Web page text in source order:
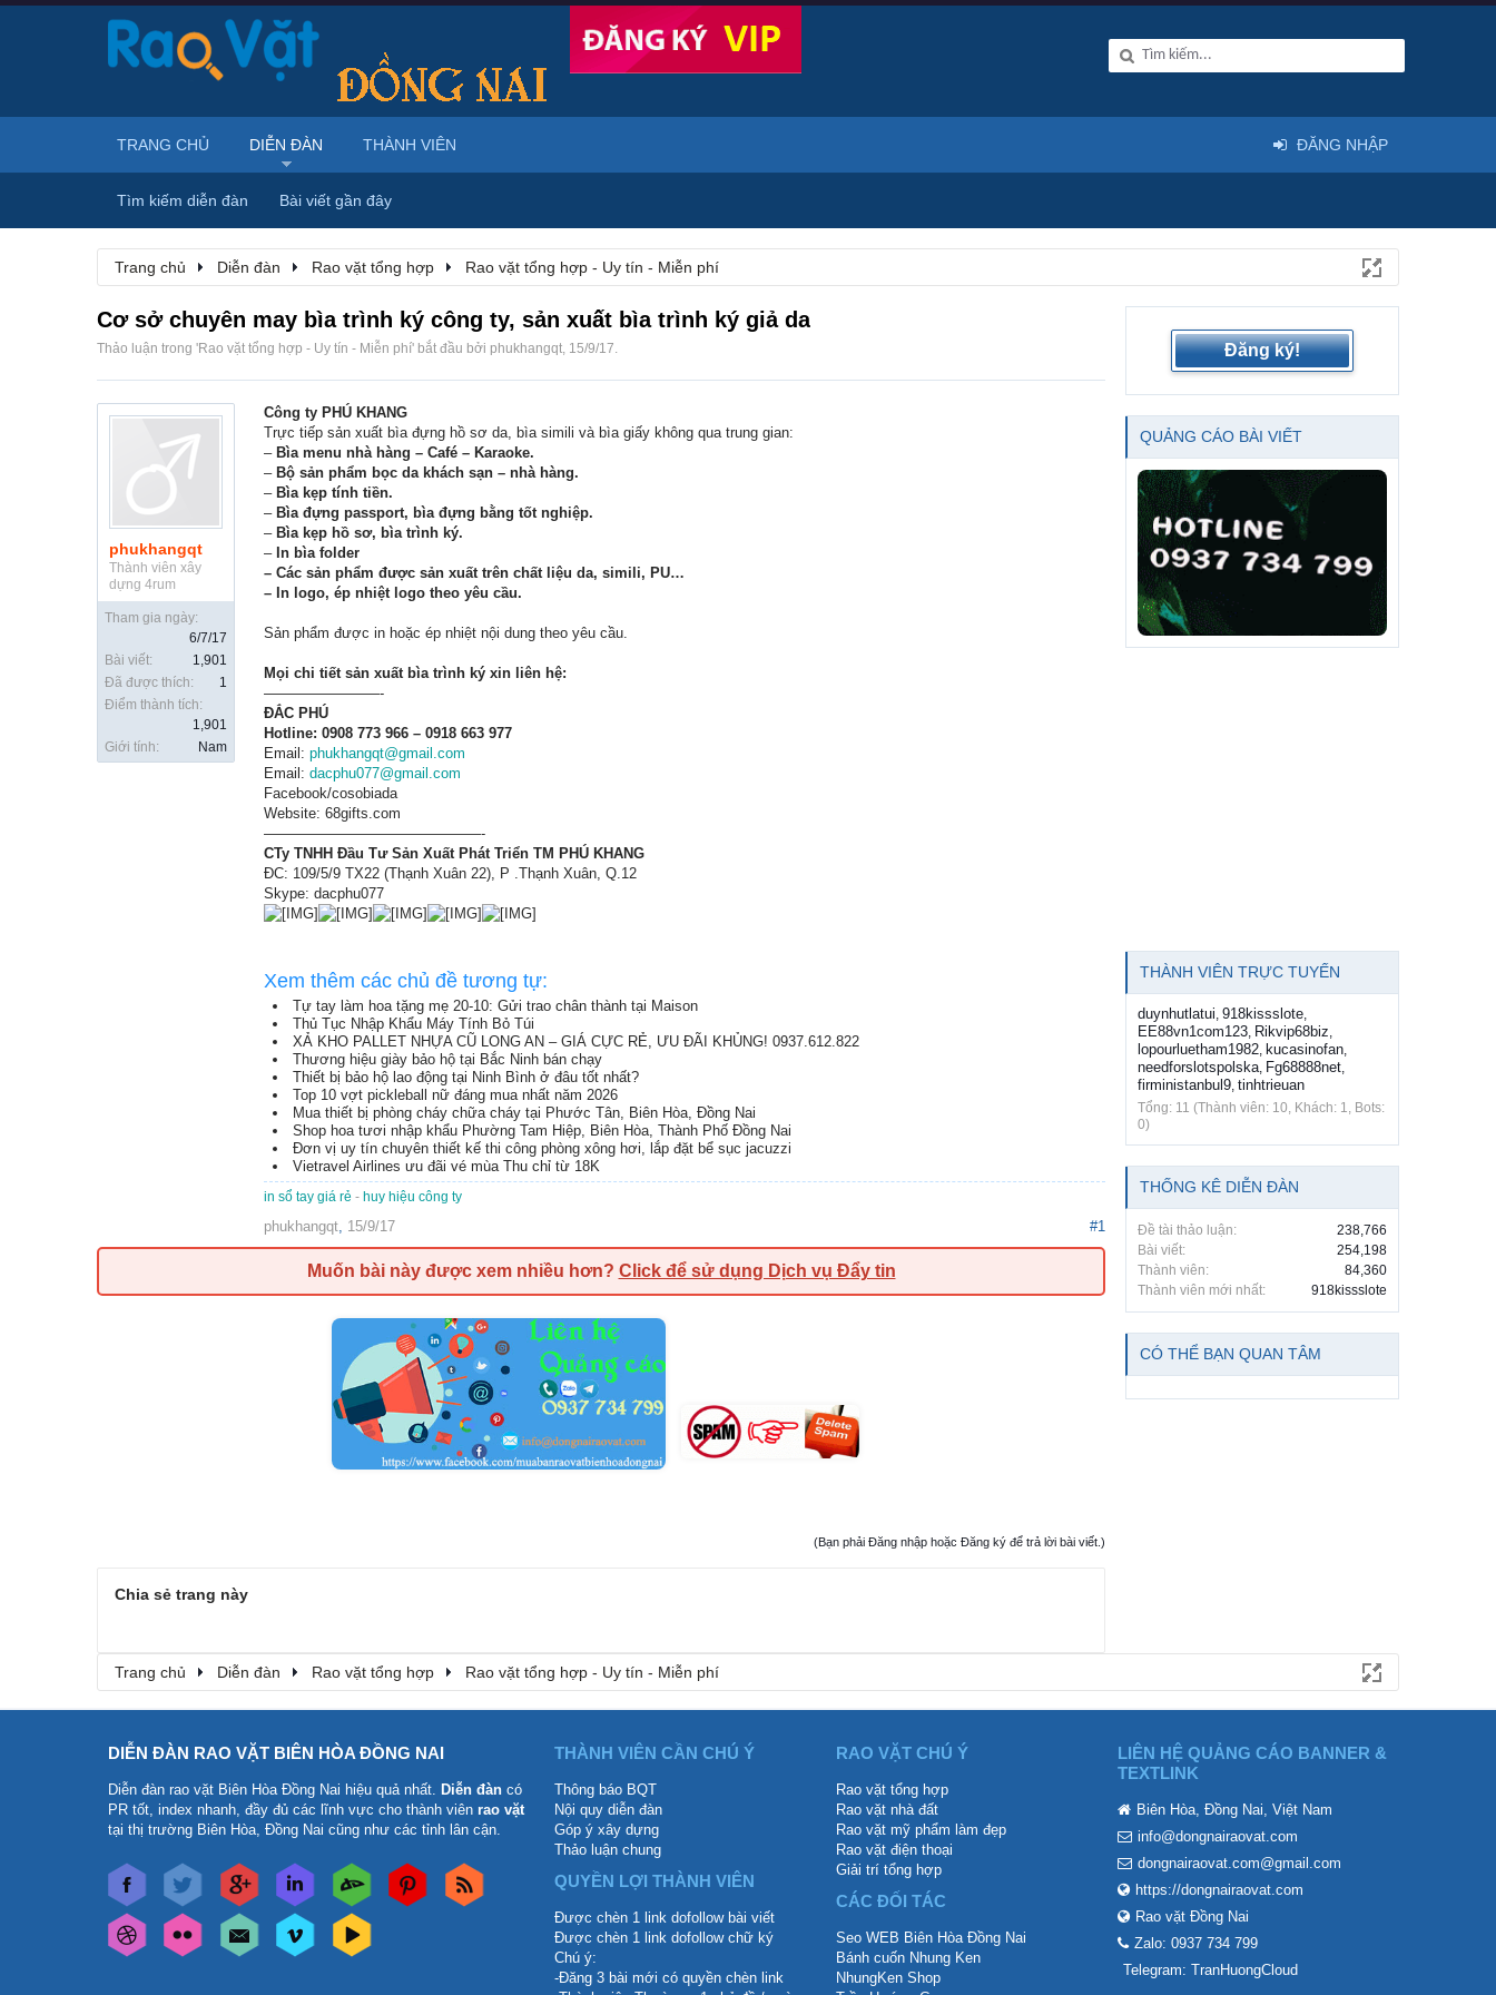
Trang chủ Diễn đàn Rao vặt tổng hợp Rao vặt tổng hợp - Uy tín - Miễn phí
Cơ sở chuyên may bìa trình ký công ty, sản xuất bìa trình ký giả da
Thảo luận trong 'Rao vặt tổng hợp - Uy tín - Miễn phí' bắt đầu bởi phukhangqt, 15/9/17.
phukhangqt
Thành viên xây
dựng 4rum
Tham gia ngày:
6/7/17
Bài viết:
1,901
Đã được thích:
1
Điểm thành tích:
1,901
Giới tính:
Nam
Công ty PHÚ KHANG
Trực tiếp sản xuất bìa đựng hồ sơ da, bìa simili và bìa giấy không qua trung gian:
– Bìa menu nhà hàng – Café – Karaoke.
– Bộ sản phẩm bọc da khách sạn – nhà hàng.
– Bìa kẹp tính tiền.
– Bìa đựng passport, bìa đựng bằng tốt nghiệp.
– Bìa kẹp hồ sơ, bìa trình ký.
– In bìa folder
– Các sản phẩm được sản xuất trên chất liệu da, simili, PU…
– In logo, ép nhiệt logo theo yêu cầu.
Sản phẩm được in hoặc ép nhiệt nội dung theo yêu cầu.
Mọi chi tiết sản xuất bìa trình ký xin liên hệ:
————————-
ĐẮC PHÚ
Hotline: 0908 773 966 – 0918 663 977
Email: phukhangqt@gmail.com
Email: dacphu077@gmail.com
Facebook/cosobiada
Website: 68gifts.com
———————————————-
CTy TNHH Đầu Tư Sản Xuất Phát Triển TM PHÚ KHANG
ĐC: 109/5/9 TX22 (Thạnh Xuân 22), P .Thạnh Xuân, Q.12
Skype: dacphu077
Xem thêm các chủ đề tương tự:
Tự tay làm hoa tặng mẹ 20-10: Gửi trao chân thành tại Maison
Thủ Tục Nhập Khẩu Máy Tính Bỏ Túi
XẢ KHO PALLET NHỰA CŨ LONG AN – GIÁ CỰC RẺ, ƯU ĐÃI KHỦNG! 0937.612.822
Thương hiệu giày bảo hộ tại Bắc Ninh bán chạy
Thiết bị bảo hộ lao động tại Ninh Bình ở đâu tốt nhất?
Top 10 vợt pickleball nữ đáng mua nhất năm 2026
Mua thiết bị phòng cháy chữa cháy tại Phước Tân, Biên Hòa, Đồng Nai
Shop hoa tươi nhập khẩu Phường Tam Hiệp, Biên Hòa, Thành Phố Đồng Nai
Đơn vị uy tín chuyên thiết kế thi công phòng xông hơi, lắp đặt bể sục jacuzzi
Vietravel Airlines ưu đãi vé mùa Thu chỉ từ 18K
in sổ tay giá rẻ - huy hiệu công ty
phukhangqt, 15/9/17 #1
Muốn bài này được xem nhiều hơn? Click để sử dụng Dịch vụ Đẩy tin
(Bạn phải Đăng nhập hoặc Đăng ký để trả lời bài viết.)
Chia sẻ trang này
Đăng ký!
QUẢNG CÁO BÀI VIẾT
THÀNH VIÊN TRỰC TUYẾN
duynhutlatui, 918kissslote,
EE88vn1com123, Rikvip68biz,
lopourluetham1982, kucasinofan,
needforslotspolska, Fg68888net,
firministanbul9, tinhtrieuan
Tổng: 11 (Thành viên: 10, Khách: 1, Bots:
0)
THỐNG KÊ DIỄN ĐÀN
Đề tài thảo luận:
238,766
Bài viết:
254,198
Thành viên:
84,360
Thành viên mới nhất:
918kissslote
CÓ THỂ BẠN QUAN TÂM
Trang chủ Diễn đàn Rao vặt tổng hợp Rao vặt tổng hợp - Uy tín - Miễn phí
TRANG CHỦ DIỄN ĐÀN
Tìm kiếm diễn đàn Bài viết gần đây
THÀNH VIÊN ĐĂNG NHẬP
DIỄN ĐÀN RAO VẶT BIÊN HÒA ĐỒNG NAI
Diễn đàn rao vặt Biên Hòa Đồng Nai hiệu quả nhất. Diễn đàn có
PR tốt, index nhanh, đầy đủ các lĩnh vực cho thành viên rao vặt
tại thị trường Biên Hòa, Đồng Nai cũng như các tỉnh lân cận.
THÀNH VIÊN CẦN CHÚ Ý
Thông báo BQT
Nội quy diễn đàn
Góp ý xây dựng
Thảo luận chung
QUYỀN LỢI THÀNH VIÊN
Được chèn 1 link dofollow bài viết
Được chèn 1 link dofollow chữ ký
Chú ý:
-Đăng 3 bài mới có quyền chèn link
RAO VẶT CHÚ Ý
Rao vặt tổng hợp
Rao vặt nhà đất
Rao vặt mỹ phẩm làm đẹp
Rao vặt điện thoại
Giải trí tổng hợp
CÁC ĐỐI TÁC
Seo WEB Biên Hòa Đồng Nai
Bánh cuốn Nhung Ken
NhungKen Shop
LIÊN HỆ QUẢNG CÁO BANNER &
TEXTLINK
Biên Hòa, Đồng Nai, Việt Nam
info@dongnairaovat.com
dongnairaovat.com@gmail.com
https://dongnairaovat.com
Rao vặt Đồng Nai
Zalo: 0937 734 799
Telegram: TranHuongCloud